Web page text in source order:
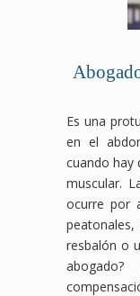
Es una
en el
cuando hay
muscular.
ocurre por
resbalón o